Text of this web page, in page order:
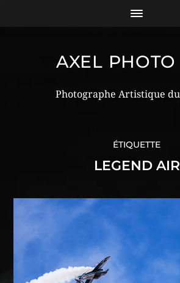
AXEL PHOTO
Photographe Artistique
ÉTIQUETTE
LEGEND AIR